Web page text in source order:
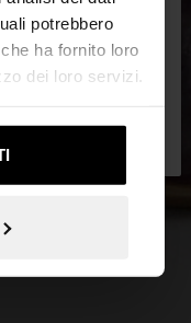
potrebbero
ha fornito loro
dei loro servizi.